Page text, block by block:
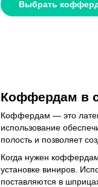
Выбрать
Коффердам в
Коффердам — это
использование
полость и позволяет
Когда нужен
установке виниров.
поставляются в